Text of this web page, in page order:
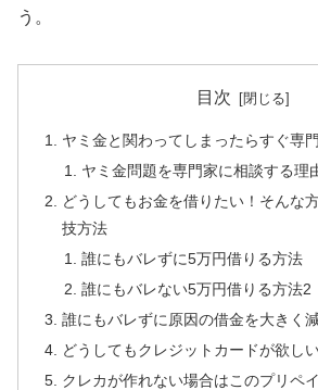
う。
目次
ヤミ金と関わってしまったらすぐ専
ヤミ金問題を専門家に相談する理
どうしてもお金を借りたい！そんな
技方法
誰にもバレずに5万円借りる方法
誰にもバレない5万円借りる方法2
誰にもバレずに原因の借金を大きく
どうしてもクレジットカードが欲し
クレカが作れない場合はこのプリペ